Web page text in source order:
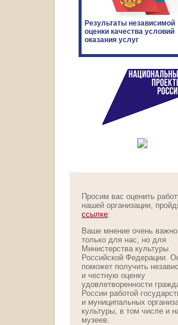
Результаты независимой
оценки качества условий
оказания услуг
Просим вас оценить
нашей организации,
ссылке:
Ваше мнение очень
только для нас, но для
Министерства культуры
Российской Федерации.
поможет получить
и честную оценку
удовлетворенности
России работой
и муниципальных
культуры, в том числе и
музеев.